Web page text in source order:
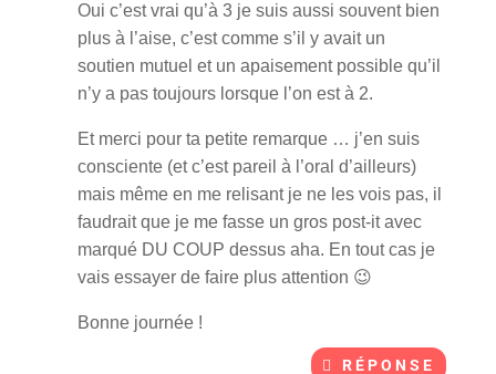
Oui c’est vrai qu’à 3 je suis aussi souvent bien
plus à l’aise, c’est comme s’il y avait un
soutien mutuel et un apaisement possible qu’il
n’y a pas toujours lorsque l’on est à 2.
Et merci pour ta petite remarque … j’en suis
consciente (et c’est pareil à l’oral d’ailleurs)
mais même en me relisant je ne les vois pas, il
faudrait que je me fasse un gros post-it avec
marqué DU COUP dessus aha. En tout cas je
vais essayer de faire plus attention 😉
Bonne journée !
RÉPONSE